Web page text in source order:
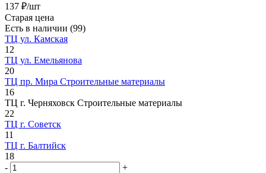
137 ₽/шт
Старая цена
Есть в наличии (99)
ТЦ ул. Камская
12
ТЦ ул. Емельянова
20
ТЦ пр. Мира Строительные материалы
16
ТЦ г. Черняховск Строительные материалы
22
ТЦ г. Советск
11
ТЦ г. Балтийск
18
-
+